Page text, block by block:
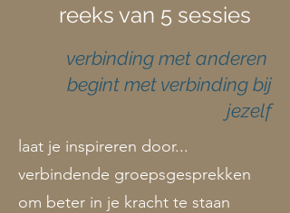
reeks van 5 sessies
verbinding met anderen
begint met verbinding bij
jezelf
laat je inspireren door...
verbindende groepsgesprekken
om beter in je kracht te staan